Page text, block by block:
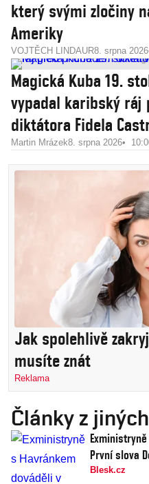
který svými zločiny
Ameriky
VOJTĚCH LINDAUR8. srpna 2026
Magická Kuba 19.
vypadal karibský ráj
diktátora Fidela
Martin Mrázek8. srpna 2026
Jak spolehlivě
musíte znát
Reklama
Články z
První slova
Blesk.cz